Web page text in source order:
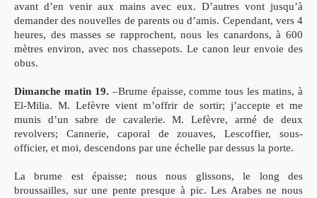
avant d’en venir aux mains avec eux. D’autres vont jusqu’à
demander des nouvelles de parents ou d’amis. Cependant, vers 4
heures, des masses se rapprochent, nous les canardons, à 600
mètres environ, avec nos chassepots. Le canon leur envoie des
obus.
Dimanche matin 19. –Brume épaisse, comme tous les matins, à
El-Milia. M. Lefèvre vient m’offrir de sortir; j’accepte et me
munis d’un sabre de cavalerie. M. Lefèvre, armé de deux
revolvers; Cannerie, caporal de zouaves, Lescoffier, sous-
officier, et moi, descendons par une échelle par dessus la porte.
La brume est épaisse; nous nous glissons, le long des
broussailles, sur une pente presque à pic. Les Arabes ne nous